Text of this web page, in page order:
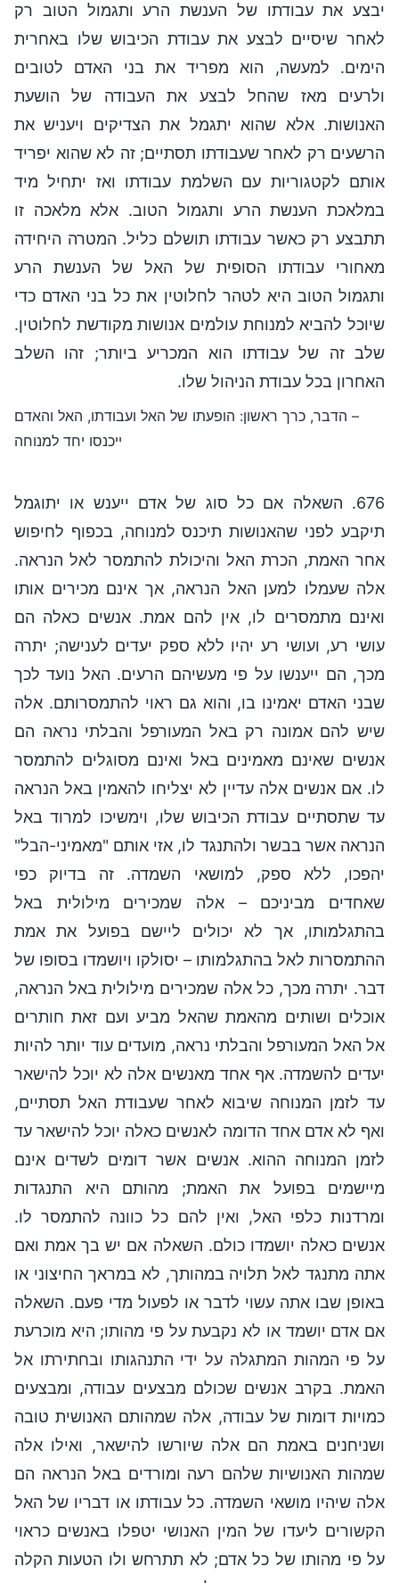
יבצע את עבודתו של הענשת הרע ותגמול הטוב רק
לאחר שיסיים לבצע את עבודת הכיבוש שלו באחרית
הימים. למעשה, הוא מפריד את בני האדם לטובים
ולרעים מאז שהחל לבצע את העבודה של הושעת
האנושות. אלא שהוא יתגמל את הצדיקים ויעניש את
הרשעים רק לאחר שעבודתו תסתיים; זה לא שהוא יפריד
אותם לקטגוריות עם השלמת עבודתו ואז יתחיל מיד
במלאכת הענשת הרע ותגמול הטוב. אלא מלאכה זו
תתבצע רק כאשר עבודתו תושלם כליל. המטרה היחידה
מאחורי עבודתו הסופית של האל של הענשת הרע
ותגמול הטוב היא לטהר לחלוטין את כל בני האדם כדי
שיוכל להביא למנוחת עולמים אנושות מקודשת לחלוטין.
שלב זה של עבודתו הוא המכריע ביותר; זהו השלב
האחרון בכל עבודת הניהול שלו.
– הדבר, כרך ראשון: הופעתו של האל ועבודתו, האל והאדם
ייכנסו יחד למנוחה
676. השאלה אם כל סוג של אדם ייענש או יתוגמל
תיקבע לפני שהאנושות תיכנס למנוחה, בכפוף לחיפוש
אחר האמת, הכרת האל והיכולת להתמסר לאל הנראה.
אלה שעמלו למען האל הנראה, אך אינם מכירים אותו
ואינם מתמסרים לו, אין להם אמת. אנשים כאלה הם
עושי רע, ועושי רע יהיו ללא ספק יעדים לענישה; יתרה
מכך, הם ייענשו על פי מעשיהם הרעים. האל נועד לכך
שבני האדם יאמינו בו, והוא גם ראוי להתמסרותם. אלה
שיש להם אמונה רק באל המעורפל והבלתי נראה הם
אנשים שאינם מאמינים באל ואינם מסוגלים להתמסר
לו. אם אנשים אלה עדיין לא יצליחו להאמין באל הנראה
עד שתסתיים עבודת הכיבוש שלו, וימשיכו למרוד באל
הנראה אשר בבשר ולהתנגד לו, אזי אותם "מאמיני-הבל"
יהפכו, ללא ספק, למושאי השמדה. זה בדיוק כפי
שאחדים מביניכם – אלה שמכירים מילולית באל
בהתגלמותו, אך לא יכולים ליישם בפועל את אמת
ההתמסרות לאל בהתגלמותו – יסולקו ויושמדו בסופו של
דבר. יתרה מכך, כל אלה שמכירים מילולית באל הנראה,
אוכלים ושותים מהאמת שהאל מביע ועם זאת חותרים
אל האל המעורפל והבלתי נראה, מועדים עוד יותר להיות
יעדים להשמדה. אף אחד מאנשים אלה לא יוכל להישאר
עד לזמן המנוחה שיבוא לאחר שעבודת האל תסתיים,
ואף לא אדם אחד הדומה לאנשים כאלה יוכל להישאר עד
לזמן המנוחה ההוא. אנשים אשר דומים לשדים אינם
מיישמים בפועל את האמת; מהותם היא התנגדות
ומרדנות כלפי האל, ואין להם כל כוונה להתמסר לו.
אנשים כאלה יושמדו כולם. השאלה אם יש בך אמת ואם
אתה מתנגד לאל תלויה במהותך, לא במראך החיצוני או
באופן שבו אתה עשוי לדבר או לפעול מדי פעם. השאלה
אם אדם יושמד או לא נקבעת על פי מהותו; היא מוכרעת
על פי המהות המתגלה על ידי התנהגותו ובחתירתו אל
האמת. בקרב אנשים שכולם מבצעים עבודה, ומבצעים
כמויות דומות של עבודה, אלה שמהותם האנושית טובה
ושניחנים באמת הם אלה שיורשו להישאר, ואילו אלה
שמהות האנושיות שלהם רעה ומורדים באל הנראה הם
אלה שיהיו מושאי השמדה. כל עבודתו או דבריו של האל
הקשורים ליעדו של המין האנושי יטפלו באנשים כראוי
על פי מהותו של כל אדם; לא תתרחש ולו הטעות הקלה